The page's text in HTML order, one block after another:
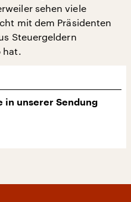
sehen viele
mit dem Präsidenten
Steuergeldern
hat.
in unserer Sendung